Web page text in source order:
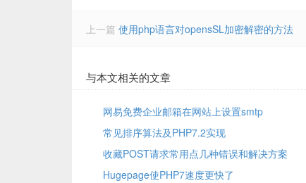
上一篇 使用php语言对opensSL加密解密的方法
与本文相关的文章
网易免费企业邮箱在网站上设置smtp
常见排序算法及PHP7.2实现
收藏POST请求常用点几种错误和解决方案
Hugepage使PHP7速度更快了